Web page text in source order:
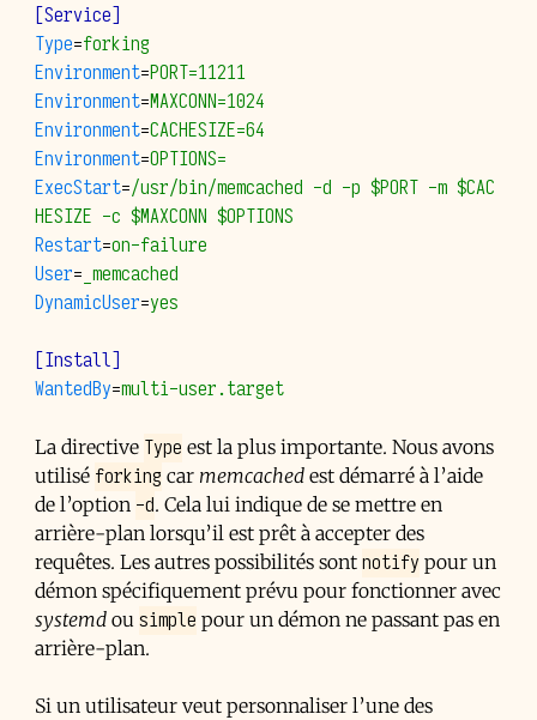
[Service]
Type=forking
Environment=PORT=11211
Environment=MAXCONN=1024
Environment=CACHESIZE=64
Environment=OPTIONS=
ExecStart=/usr/bin/memcached -d -p $PORT -m $CAC
HESIZE -c $MAXCONN $OPTIONS
Restart=on-failure
User= _memcached
DynamicUser=yes
[Install]
WantedBy=multi-user.target
La directive Type est la plus importante. Nous avons
utilisé forking car memcachedest démarré à l’aide
de l’option -d. Cela lui indique de se mettre en
arrière-plan lorsqu’il est prêt à accepter des
requêtes. Les autres possibilités sont notify pour un
démon spécifiquement prévu pour fonctionner avec
systemdou simple pour un démon ne passant pas en
arrière-plan.
Si un utilisateur veut personnaliser l’une des